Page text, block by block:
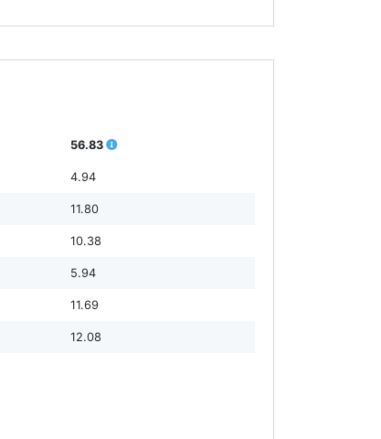
56.83
4.94
11.80
10.38
5.94
11.69
12.08